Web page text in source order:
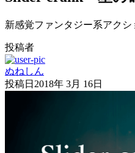
新感覚ファンタジー系アクシ
投稿者
ぬねしん
投稿日 2018年 3月 16日